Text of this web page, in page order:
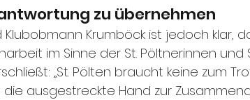
zu übernehmen
Krumböck ist jedoch klar,
im Sinne der St. Pöltnerinnen und
„St. Pölten braucht keine zum
ausgestreckte Hand zur